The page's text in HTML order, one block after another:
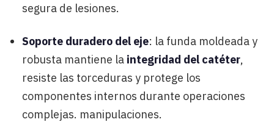
segura de lesiones.
Soporte duradero del eje: la funda moldeada y
robusta mantiene la integridad del catéter,
resiste las torceduras y protege los
componentes internos durante operaciones
complejas. manipulaciones.